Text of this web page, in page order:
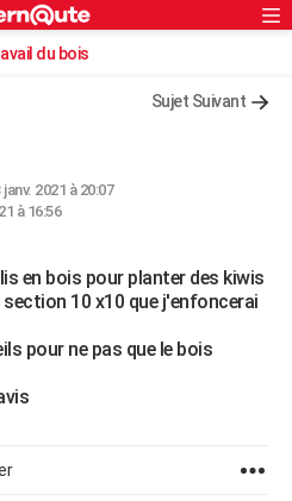
du bois
Sujet Suivant
2021 à 20:07
à 16:56
en bois pour planter des kiwis
10 x10 que j'enfoncerai
pour ne pas que le bois